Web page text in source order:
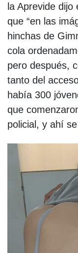
la Aprevide
que “en las
hinchas de
cola
pero después,
tanto del
había 300
que
policial, y ahí